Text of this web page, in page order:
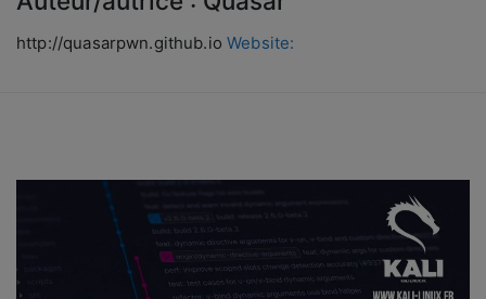
http://quasarpwn.github.ioWebsite: